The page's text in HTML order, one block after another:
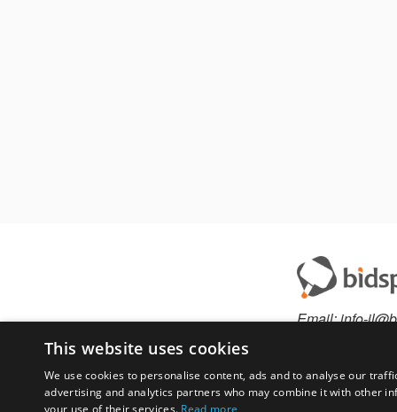
Email:info-
This website uses cookies
We use cookies to personalise content, ads and to analyse our
advertising and analytics partners who may combine it with other
your use of their services. Read more